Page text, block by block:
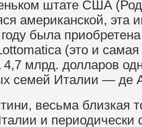
штате США
американской, эта
была
(это и самая
4,7 млрд. долларов
семей Италии — де
весьма близкая
и